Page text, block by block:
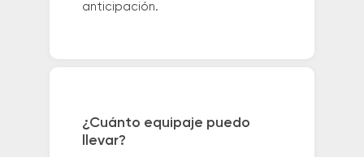
anticipación.
¿Cuánto equipaje puedo
llevar?